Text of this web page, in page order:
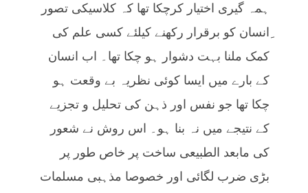
ہمہ گیری اختیار کرچکا تھا کہ کلاسیکی تصور
ِانسان کو برقرار رکھنے کیلئے کسی علم کی
کمک ملنا بہت دشوار ہو چکا تھا۔ اب انسان
کے بارے میں ایسا کوئی نظریہ بے وقعت ہو
چکا تھا جو نفس اور ذہن کی تحلیل و تجزیے
کے نتیجے میں نہ بنا ہو۔ اس روش نے شعور
کی مابعد الطبیعی ساخت پر خاص طور پر
بڑی ضرب لگائی اور خصوصا مذہبی مسلمات